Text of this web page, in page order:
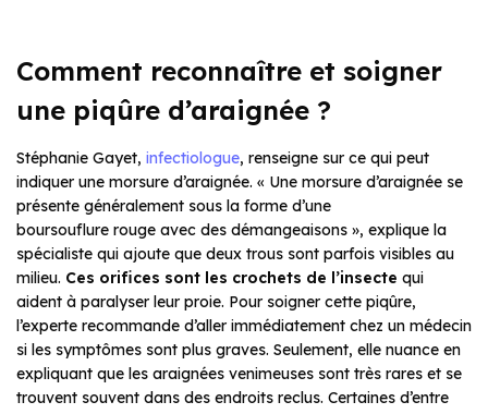
Comment reconnaître et soigner
une piqûre d’araignée ?
Stéphanie Gayet, infectiologue, renseigne sur ce qui peut
indiquer une morsure d’araignée. « Une morsure d’araignée se
présente généralement sous la forme d’une
boursouflure rouge avec des démangeaisons », explique la
spécialiste qui ajoute que deux trous sont parfois visibles au
milieu. Ces orifices sont les crochets de l’insecte qui
aident à paralyser leur proie. Pour soigner cette piqûre,
l’experte recommande d’aller immédiatement chez un médecin
si les symptômes sont plus graves. Seulement, elle nuance en
expliquant que les araignées venimeuses sont très rares et se
trouvent souvent dans des endroits reclus. Certaines d’entre